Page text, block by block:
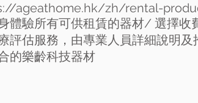
ageathome.hk/zh/rental-
體驗所有可供租賃的器材/ 選擇收
評估服務，由專業人員詳細說明及
的樂齡科技器材